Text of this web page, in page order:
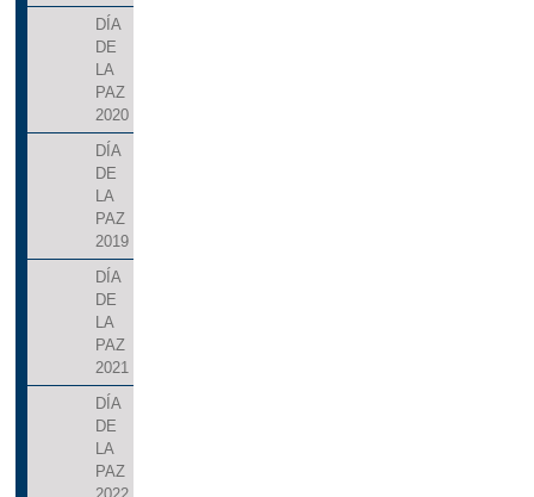
DÍA
DE
LA
PAZ
2020
DÍA
DE
LA
PAZ
2019
DÍA
DE
LA
PAZ
2021
DÍA
DE
LA
PAZ